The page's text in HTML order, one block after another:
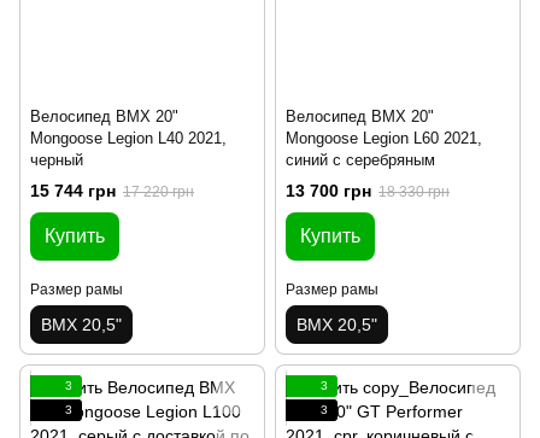
Велосипед BMX 20"
Mongoose Legion L40 2021,
черный
15 744 грн 17 220 грн
Купить
Размер рамы
BMX 20,5"
Велосипед BMX 20"
Mongoose Legion L60 2021,
синий с серебряным
13 700 грн 18 330 грн
Купить
Размер рамы
BMX 20,5"
3
3
3
3